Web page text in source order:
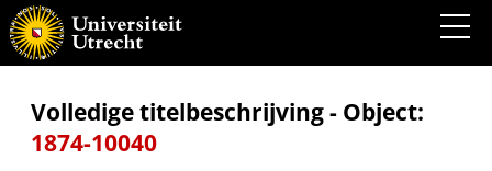
Historische Kring IJsselstein
Volledige titelbeschrijving - Object:
1874-10040